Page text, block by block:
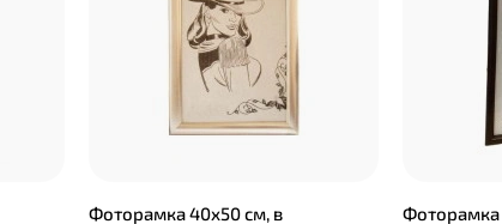
Фоторамка 40х50 см, в
Фоторамка